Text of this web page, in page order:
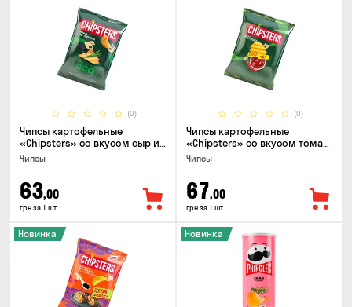
(0)
Чипсы картофельные
«Chipsters» со вкусом сыр и
лук, 95г
Чипсы
63,00
грн за 1 шт
(0)
Чипсы картофельные
«Chipsters» со вкусом томат
спайси, 95г
Чипсы
67,00
грн за 1 шт
Новинка Новинка